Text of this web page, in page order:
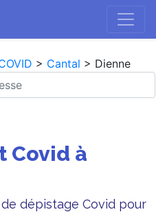
> Cantal > Dienne
Covid à
dépistage Covid pour